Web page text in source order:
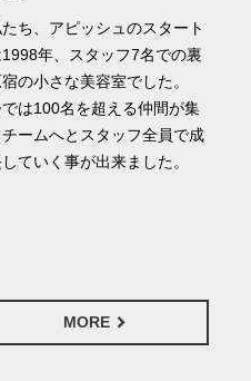
ち、アピッシュのスタート
1998年、スタッフ7名での裏
宿の小さな美容室でした。
は100名を超える仲間が集
チームへとスタッフ全員で成
ていく事が出来ました。
MORE